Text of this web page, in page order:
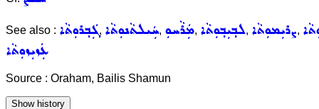
See also : ܓܲܒ݂ܪܘܼܬܵܐ, ܚܲܝܠܬܵܢܘܼܬܵܐ, ܡܲܪܵܚܘܼ, ܠܒ݂ܝܼܒ݂ܘܼܬܵܐ, ܨܪܝܼܡܘܼܬܵܐ,
ܥܲܙܝܼܙܘܼܬܵܐ
Source : Oraham, Bailis Shamun